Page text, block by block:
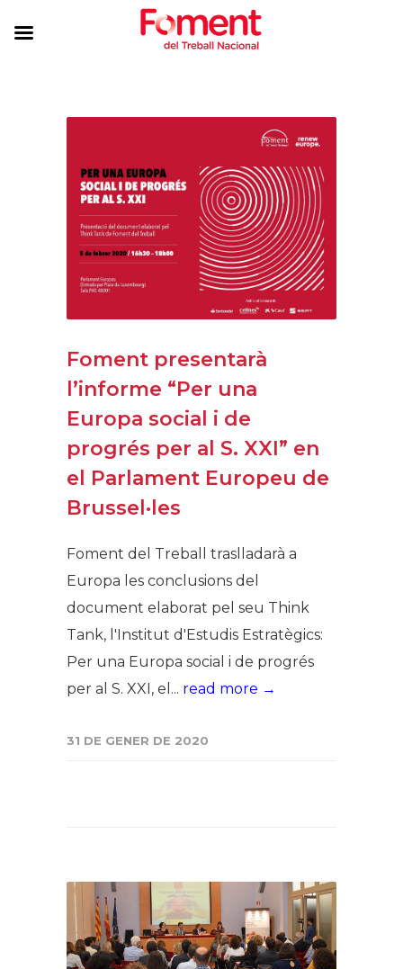
Foment presentarà
l’informe “Per una
Europa social i de
progrés per al S. XXI” en
el Parlament Europeu de
Brussel·les
Foment del Treball traslladarà a
Europa les conclusions del
document elaborat pel seu Think
Tank, l'Institut d'Estudis Estratègics:
Per una Europa social i de progrés
per al S. XXI, el... read more →
31 DE GENER DE 2020